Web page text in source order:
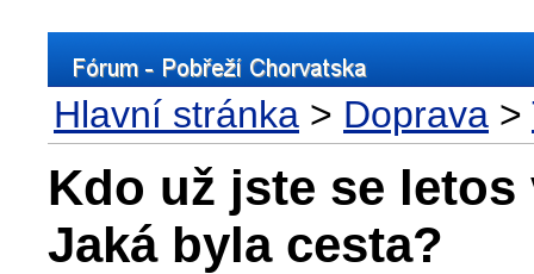
Hlavní stránka > Doprava >
Kdo už jste se
Jaká byla cesta?